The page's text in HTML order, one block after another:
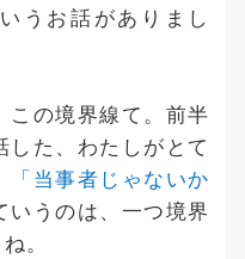
うお話がありまし
この境界線て。前半
た、わたしがとて
「当事者じゃないか
いうのは、一つ境界
。